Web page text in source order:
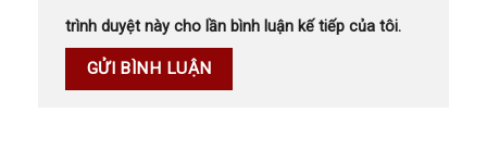
trình duyệt này cho lần bình luận kế tiếp của tôi.